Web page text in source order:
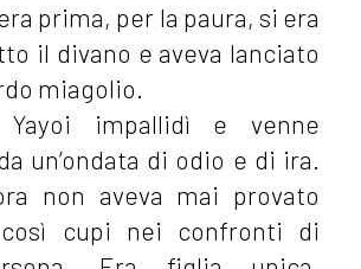
prima, per la paura, si era
il divano e aveva lanciato
miagolio.
impallidì e venne
un’ondata di odio e di ira.
non aveva mai provato
cupi nei confronti di